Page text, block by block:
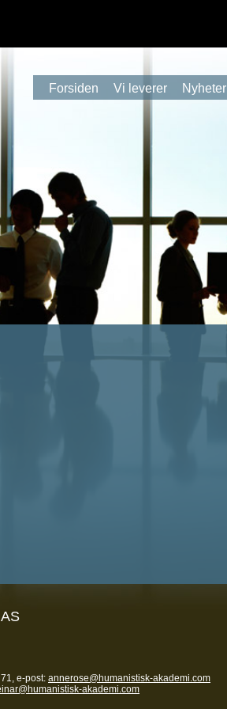
Forsiden Vi leverer Nyheter
e-post: annerose@humanistisk-akademi.com
akademi.com